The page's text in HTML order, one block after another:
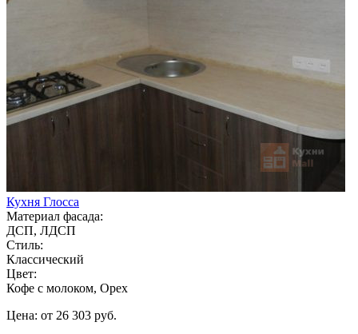
Кухня Глосса
Материал фасада:
ДСП, ЛДСП
Стиль:
Классический
Цвет:
Кофе с молоком, Орех
Цена: от 26 303 руб.